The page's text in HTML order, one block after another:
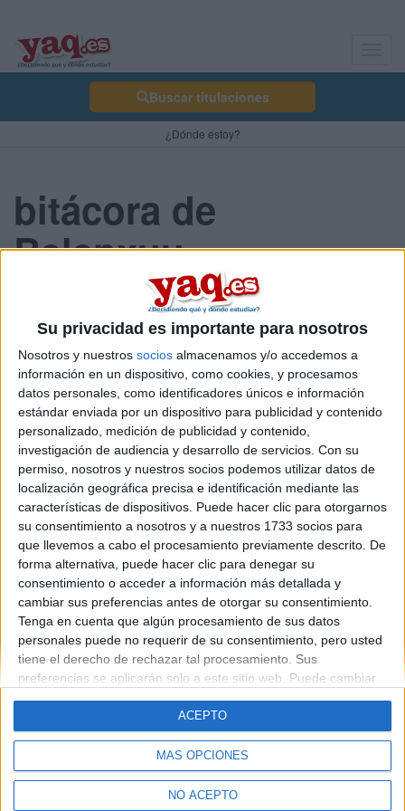
Su privacidad es importante para nosotros
Nosotros y nuestros socios almacenamos y/o accedemos a
información en un dispositivo, como cookies, y procesamos
datos personales, como identificadores únicos e información
estándar enviada por un dispositivo para publicidad y contenido
personalizado, medición de publicidad y contenido,
investigación de audiencia y desarrollo de servicios. Con su
permiso, nosotros y nuestros socios podemos utilizar datos de
localización geográfica precisa e identificación mediante las
características de dispositivos. Puede hacer clic para otorgarnos
su consentimiento a nosotros y a nuestros 1733 socios para
que llevemos a cabo el procesamiento previamente descrito. De
forma alternativa, puede hacer clic para denegar su
consentimiento o acceder a información más detallada y
cambiar sus preferencias antes de otorgar su consentimiento.
Tenga en cuenta que algún procesamiento de sus datos
personales puede no requerir de su consentimiento, pero usted
tiene el derecho de rechazar tal procesamiento. Sus
preferencias se aplicarán solo a este sitio web. Puede cambiar
sus preferencias o retirar su consentimiento en cualquier
momento volviendo a este sitio y haciendo clic en el botón
"Privacidad" en la parte inferior de la página web.
MÁS OPCIONES
NO ACEPTO
ACEPTO
Buscar titulaciones
¿Dónde estoy?
bitácora de
Belenxuu
Horarios!
Belenxuu 09/09/2010
Holaa!:)
Quiero saber los horarios de la selectividad de Madrid, en la
universidad Autónoma.
Muchas Gracias!*_*
1 comentario
Quiénes somos|Contactar|Anúnciate
Aviso legal
Politica de privacidad Condiciones generales
Política
de cookies
© 2003-2026 Compás Mediterráneo S.L.- Diego de León 47 - 28006
Madrid [ESPAÑA] - Tel. +34 91 593 2767